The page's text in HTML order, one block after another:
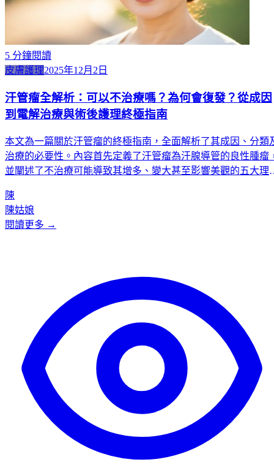
5 分鐘閱讀
皮膚護理2025年12月2日
汗管瘤全解析：可以不治療嗎？為何會復發？從成因
到電解治療與術後護理終極指南
本文為一篇關於汗管瘤的終極指南，全面解析了其成因、分類
治療的必要性。內容首先定義了汗管瘤為汗腺導管的良性腫瘤
並闡述了不治療可能導致其增多、變大甚至影響美觀的五大理
傳、傷口），並釐清了「復發」的真正含義——治療是清除現
瘤體，但無法阻止身體因內在因素生成新的瘤體。文中詳細介
了目前最有效的「電解治療」方式，並提供了完整的治療前（
陳
陳姑娘
閱讀更多 →